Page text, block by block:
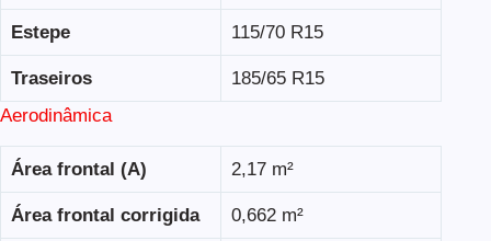
Estepe 115/70 R15
Traseiros
185/65 R15
Aerodinâmica
Área frontal (A) 2,17 m²
Área frontal corrigida 0,662 m²